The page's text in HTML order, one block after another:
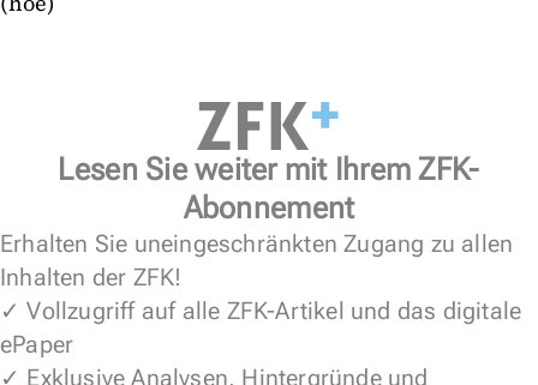
Lesen Sie weiter mit Ihrem ZFK-
Abonnement
Erhalten Sie uneingeschränkten Zugang zu allen
Inhalten der ZFK!
✓ Vollzugriff auf alle ZFK-Artikel und das digitale
ePaper
✓ Exklusive Analysen, Hintergründe und